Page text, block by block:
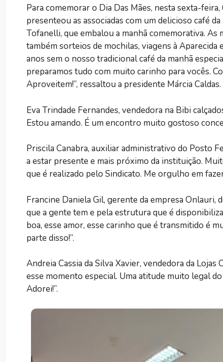
Para comemorar o Dia Das Mães, nesta sexta-
presenteou as associadas com um delicioso café
Tofanelli, que embalou a manhã comemorativa. As
também sorteios de mochilas, viagens à
anos sem o nosso tradicional café da manhã
preparamos tudo com muito carinho para vocês.
Aproveitem!”, ressaltou a presidente Márcia Caldas.
Eva Trindade Fernandes, vendedora na Bibi
Estou amando. É um encontro muito gostoso
Priscila Canabra, auxiliar administrativo do Posto
a estar presente e mais próximo da instituição.
que é realizado pelo Sindicato. Me orgulho em
Francine Daniela Gil, gerente da empresa Onlauri,
que a gente tem e pela estrutura que é
boa, esse amor, esse carinho que é transmitido é
parte disso!”.
Andreia Cassia da Silva Xavier, vendedora da
esse momento especial. Uma atitude muito legal
Adorei!”.